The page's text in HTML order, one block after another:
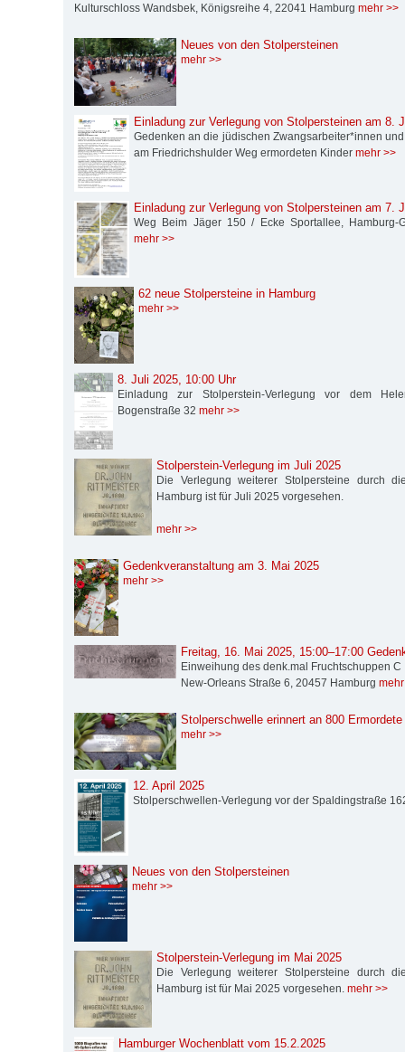
Kulturschloss Wandsbek, Königsreihe 4, 22041 Hamburg mehr >>
Neues von den Stolpersteinen
mehr >>
Einladung zur Verlegung von Stolpersteinen am 8.
Gedenken an die jüdischen Zwangsarbeiter*innen
am Friedrichshulder Weg ermordeten Kinder mehr >>
Einladung zur Verlegung von Stolpersteinen am 7.
Weg Beim Jäger 150 / Ecke Sportallee, Hamburg-
mehr >>
62 neue Stolpersteine in Hamburg
mehr >>
8. Juli 2025, 10:00 Uhr
Einladung zur Stolperstein-Verlegung vor dem
Bogenstraße 32 mehr >>
Stolperstein-Verlegung im Juli 2025
Die Verlegung weiterer Stolpersteine durch
Hamburg ist für Juli 2025 vorgesehen.
mehr >>
Gedenkveranstaltung am 3. Mai 2025
mehr >>
Freitag, 16. Mai 2025, 15:00–17:00
Einweihung des denk.mal Fruchtschuppen C
New-Orleans Straße 6, 20457 Hamburg
Stolperschwelle erinnert an 800
mehr >>
12. April 2025
Stolperschwellen-Verlegung vor der Spaldingstraße
Neues von den Stolpersteinen
mehr >>
Stolperstein-Verlegung im Mai 2025
Die Verlegung weiterer Stolpersteine durch
Hamburg ist für Mai 2025 vorgesehen. mehr >>
Hamburger Wochenblatt vom 15.2.2025